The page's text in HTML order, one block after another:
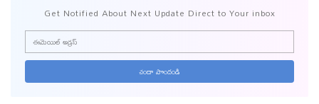
Get Notified About Next Update Direct to Your inbox